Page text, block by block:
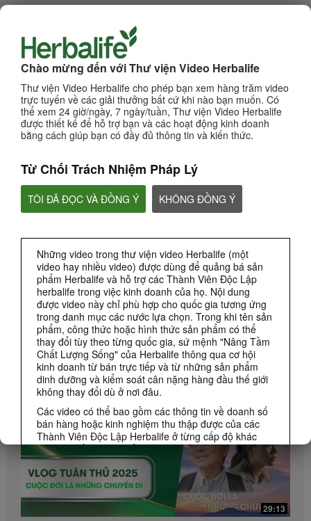
Chào mừng đến với Thư viện Video Herbalife
Thư viện Video Herbalife cho phép bạn xem hàng trăm video
trực tuyến về các giải thưởng bất cứ khi nào bạn muốn. Có
thể xem 24 giờ/ngày, 7 ngày/tuần, Thư viện Video Herbalife
được thiết kế để hỗ trợ bạn và các hoạt động kinh doanh
bằng cách giúp bạn có đầy đủ thông tin và kiến thức.
Từ Chối Trách Nhiệm Pháp Lý
TÔI ĐÃ ĐỌC VÀ ĐỒNG Ý KHÔNG ĐỒNG Ý
Những video trong thư viện video Herbalife (một
video hay nhiều video) được dùng để quảng bá sản
phẩm Herbalife và hỗ trợ các Thành Viên Độc Lập
herbalife trong việc kinh doanh của họ. Nội dung
được video này chỉ phù hợp cho quốc gia tương ứng
trong danh mục các nước lựa chọn. Trong khi tên sản
phẩm, công thức hoặc hình thức sản phẩm có thể
thay đổi tùy theo từng quốc gia, sứ mệnh "Nâng Tầm
Chất Lượng Sống" của Herbalife thông qua cơ hội
kinh doanh từ bán trực tiếp và từ những sản phẩm
dinh dưỡng và kiểm soát cân nặng hàng đầu thế giới
không thay đổi dù ở nơi đâu.
Các video có thể bao gồm các thông tin về doanh số
bán hàng hoặc kinh nghiệm thu thập được của các
Thành Viên Độc Lập Herbalife ở từng cấp độ khác
nhau và sống trên nhiều khu vực khác nhau. Thu
nhập được áp dụng riêng biệt đối với từng cá nhân
(hoặc ví dụ) chỉ mang tính minh họa và không phải
thu nhập trung bình, và chúng không phải con số cam
kết mà bạn sẽ nhận được. Đối với dữ liệu thu nhập
trung bình dựa trên thành tích trong khu vực được chi
CÁC SẢN PHẨM
KINH DOANH
DINH DƯỠNG & KHOA HỌC
VỀ HERBALIFE
CÁC SỰ KIỆN HERBALIFE
CÁC KHUYẾN MÃI CỦA HERBALIFE
KINH DOANH Xem Tất cả
29:13